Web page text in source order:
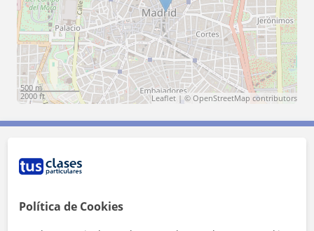
500 m
2000 ft
Leaflet | © OpenStreetMap contributors
Contacta con Arturo
Tarifa
Política de Cookies